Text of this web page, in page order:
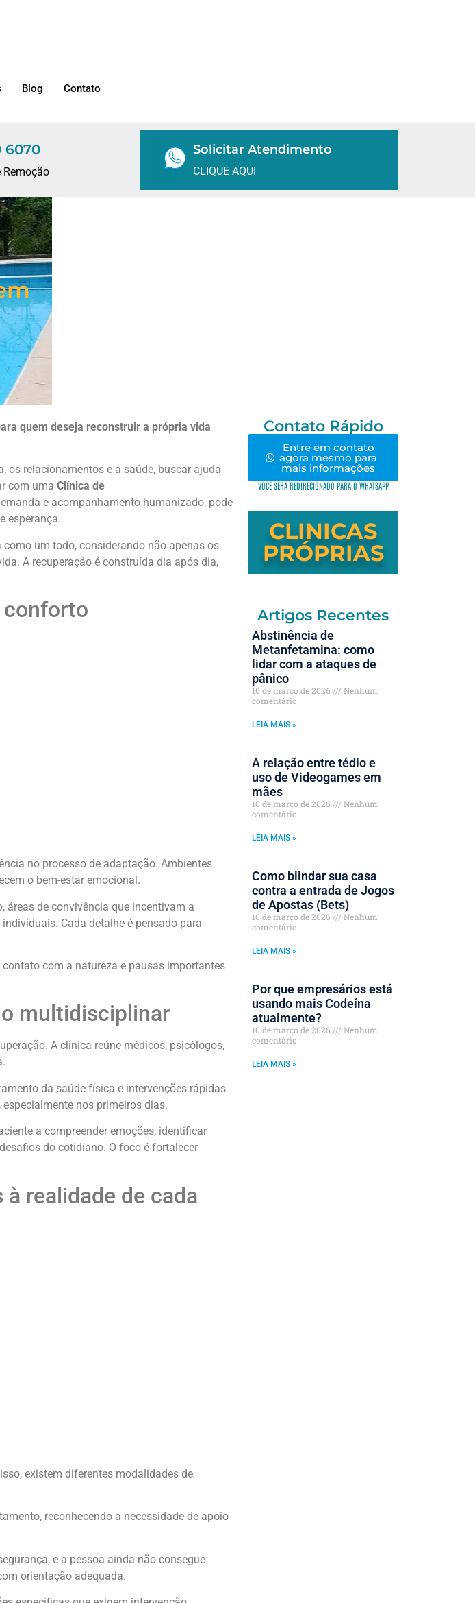
Blog Contato
6070
Remoção
Solicitar Atendimento
CLIQUE AQUI
quem deseja reconstruir a própria vida
os relacionamentos e a saúde, buscar ajuda
com uma Clínica de
e acompanhamento humanizado, pode
esperança.
um todo, considerando não apenas os
A recuperação é construída dia após dia,
conforto
no processo de adaptação. Ambientes
o bem-estar emocional.
áreas de convivência que incentivam a
Cada detalhe é pensado para
com a natureza e pausas importantes
multidisciplinar
A clínica reúne médicos, psicólogos,
da saúde física e intervenções rápidas
nos primeiros dias.
a compreender emoções, identificar
do cotidiano. O foco é fortalecer
realidade de cada
existem diferentes modalidades de
reconhecendo a necessidade de apoio
e a pessoa ainda não consegue
orientação adequada.
Contato Rápido
Entre em contato
agora mesmo para
mais informações
VOCÊ SERÁ REDIRECIONADO PARA O WHATSAPP
CLINICAS
PRÓPRIAS
Artigos Recentes
Abstinência de
Metanfetamina: como
lidar com a ataques de
pânico
10 de março de 2026
Nenhum
comentário
LEIA MAIS »
A relação entre tédio e
uso de Videogames em
mães
10 de março de 2026
Nenhum
comentário
LEIA MAIS »
Como blindar sua casa
contra a entrada de Jogos
de Apostas (Bets)
10 de março de 2026
Nenhum
comentário
LEIA MAIS »
Por que empresários está
usando mais Codeína
atualmente?
10 de março de 2026
Nenhum
comentário
LEIA MAIS »